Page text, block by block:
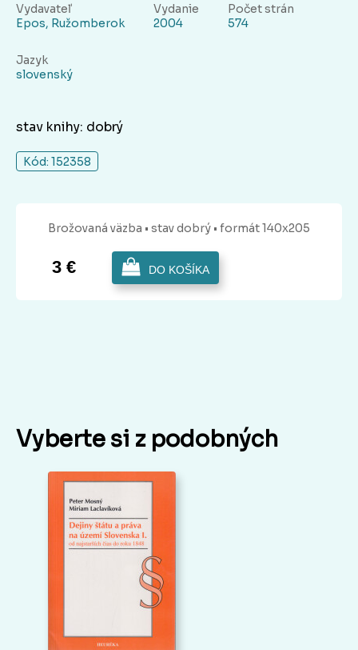
Vydavateľ
Epos, Ružomberok
Vydanie
2004
Počet strán
574
Jazyk
slovenský
stav knihy: dobrý
Kód: 152358
Brožovaná väzba • stav dobrý • formát 140x205
3 € DO KOŠÍKA
Vyberte si z podobných